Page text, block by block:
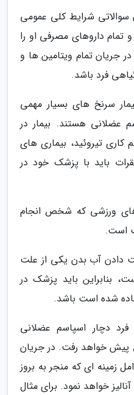
سوالاتی شرایط کلی عمومی
تمام داروهای مصرفی او را
جریان تمام ویتامین ها و
فرد باشد.
سرنخ های بسیار مهمی
عضلانی هستند. بیمار در
تیروئید، بیماری های
باید با پزشک خود در
ورزشی که شخص انجام
است.
دادن آب بدن یکی از علت
بنابراین باید پزشک در
شده است باشد.
دچار اسپاسم عضلانی
پیش خواهد رفت. در جریان
زمینه ای که منجر به بروز
خواهد نمود. برای مثال